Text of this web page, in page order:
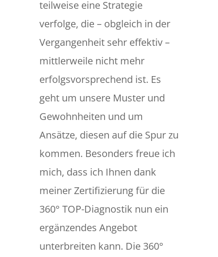
teilweise eine Strategie
verfolge, die – obgleich in der
Vergangenheit sehr effektiv –
mittlerweile nicht mehr
erfolgsvorsprechend ist. Es
geht um unsere Muster und
Gewohnheiten und um
Ansätze, diesen auf die Spur zu
kommen. Besonders freue ich
mich, dass ich Ihnen dank
meiner Zertifizierung für die
360° TOP-Diagnostik nun ein
ergänzendes Angebot
unterbreiten kann. Die 360°